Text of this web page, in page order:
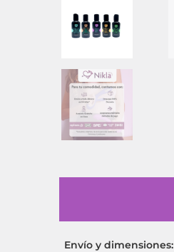
Envío y dimensiones: